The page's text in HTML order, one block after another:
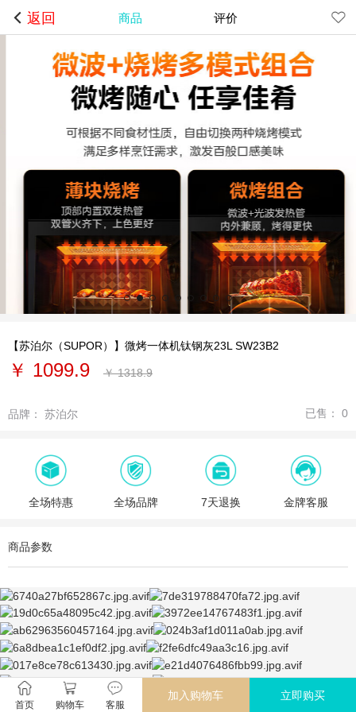
返回 商品 评价
【苏泊尔（SUPOR）】微烤一体机钛钢灰23L SW23B2
￥ 1099.9 ￥1318.9
品牌： 苏泊尔 已售： 0
全场特惠 全场品牌 7天退换 金牌客服
商品参数
首页 购物车 客服
加入购物车 立即购买